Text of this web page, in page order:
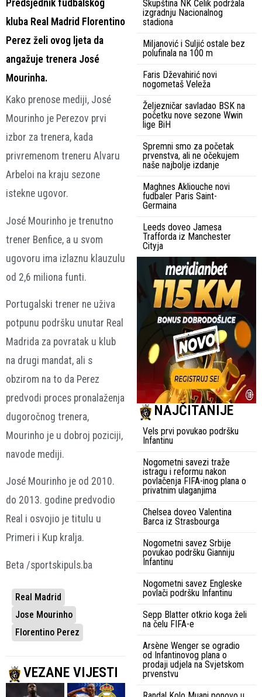
Predsjednik fudbalskog
kluba Real Madrid Florentino
Perez želi ovog ljeta da
angažuje trenera José
Mourinha.
Kako prenose mediji, José
Mourinho je Perezov prvi
izbor za trenera, kada
privremenom treneru Alvaru
Arbeloi na kraju sezone
istekne ugovor.
José Mourinho je trenutno
trener Benfice, a u svom
ugovoru ima izlaznu klauzulu
od 2,6 miliona funti.
Portugalski trener ne uživa
potpunu podršku unutar Real
Madrida za povratak u klub
na drugi mandat, ali s
obzirom na to da Perez
predvodi proces pronalaženja
dugoročnog trenera,
Mourinho je u dobroj poziciji,
navode mediji.
José Mourinho je od 2010.
do 2013. godine predvodio
Real i osvojio je titulu u
Primeri i Kup kralja.
Beta /sportskipuls.ba
Real Madrid
Jose Mourinho
Florentino Perez
VEZANE VIJESTI
Skupština NK Čelik podržala
izgradnju Nacionalnog
stadiona
Miljanović i Suljić ostale bez
polufinala na 100 m
Faris Dževahirić novi
nogometaš Veleža
Željezničar savladao BSK na
početku nove sezone Wwin
lige BiH
Spremni smo za početak
prvenstva, ali ne očekujem
naše najbolje izdanje
Maghnes Akliouche novi
fudbaler Paris Saint-
Germaina
Leeds doveo Jamesa
Trafforda iz Manchester
Cityja
NAJČITANIJE
Vels prvi povukao podršku
Infantinu
Nogometni savezi traže
istragu i reformu nakon
povlačenja FIFA-inog plana o
privatnim ulaganjima
Chelsea doveo Valentina
Barca iz Strasbourga
Nogometni savez Srbije
povukao podršku Gianniju
Infantinu
Nogometni savez Engleske
povlači podršku Infantinu
Sepp Blatter otkrio koga želi
na čelu FIFA-e
Arsène Wenger se ogradio
od Infantinovog plana o
prodaji udjela na Svjetskom
prvenstvu